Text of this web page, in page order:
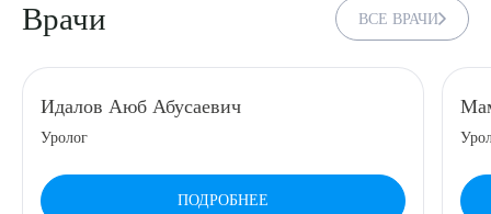
Врачи ВСЕ ВРАЧИ
Идалов Аюб Абусаевич
Уролог
ПОДРОБНЕЕ